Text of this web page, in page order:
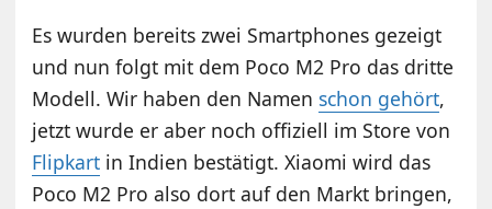
Es wurden bereits zwei Smartphones gezeigt
und nun folgt mit dem Poco M2 Pro das dritte
Modell. Wir haben den Namen schon gehört,
jetzt wurde er aber noch offiziell im Store von
Flipkart in Indien bestätigt. Xiaomi wird das
Poco M2 Pro also dort auf den Markt bringen,